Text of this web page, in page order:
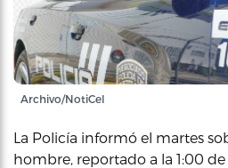
Archivo/NotiCel
La Policía informó el martes
hombre, reportado a la 1:00